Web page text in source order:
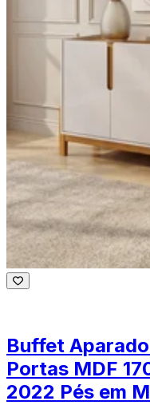
Buffet
Portas MDF
2022 Pés em